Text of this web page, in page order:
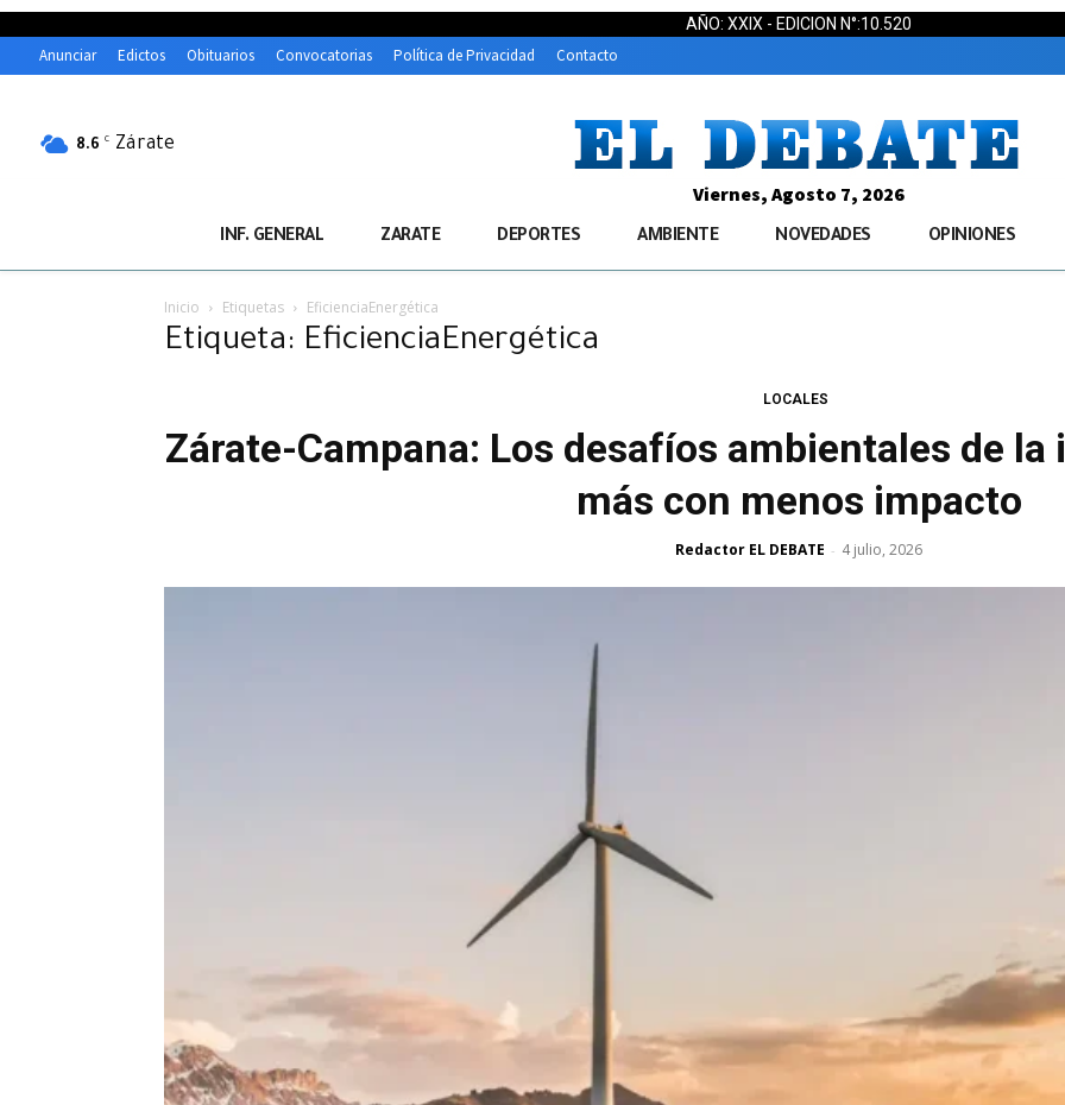
AÑO: XXIX - EDICION N°:10.520
Anunciar Edictos Obituarios Convocatorias Política de Privacidad Contacto
8.6 C Zárate
Viernes, Agosto 7, 2026
INF. GENERAL ZARATE DEPORTES AMBIENTE NOVEDADES OPINIONES
Inicio Etiquetas EficienciaEnergética
Etiqueta: EficienciaEnergética
LOCALES
Zárate-Campana: Los desafíos ambientales de
más con menos impacto
Redactor EL DEBATE - 4 julio, 2026